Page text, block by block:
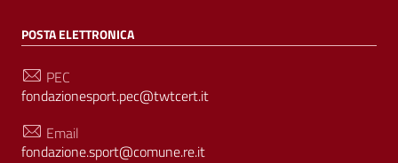
POSTA ELETTRONICA
PEC
fondazionesport.pec@twtcert.it
Email
fondazione.sport@comune.re.it